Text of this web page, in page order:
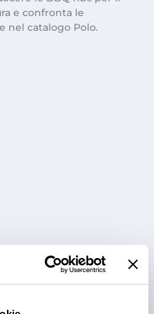
e confronta le
nel catalogo Polo.
amore per il